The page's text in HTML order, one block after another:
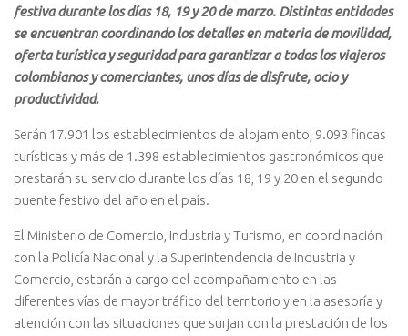
festiva durante los días 18, 19 y 20 de marzo. Distintas entidades
se encuentran coordinando los detalles en materia de movilidad,
oferta turística y seguridad para garantizar a todos los viajeros
colombianos y comerciantes, unos días de disfrute, ocio y
productividad.
Serán 17.901 los establecimientos de alojamiento, 9.093 fincas
turísticas y más de 1.398 establecimientos gastronómicos que
prestarán su servicio durante los días 18, 19 y 20 en el segundo
puente festivo del año en el país.
El Ministerio de Comercio, Industria y Turismo, en coordinación
con la Policía Nacional y la Superintendencia de Industria y
Comercio, estarán a cargo del acompañamiento en las
diferentes vías de mayor tráfico del territorio y en la asesoría y
atención con las situaciones que surjan con la prestación de los